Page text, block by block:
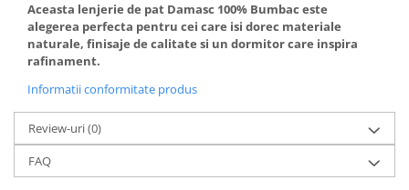
Aceasta lenjerie de pat Damasc 100% Bumbac este
alegerea perfecta pentru cei care isi dorec materiale
naturale, finisaje de calitate si un dormitor care inspira
rafinament.
Informatii conformitate produs
Review-uri(0)
FAQ